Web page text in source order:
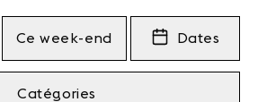
Ce week-end Dates
Catégories